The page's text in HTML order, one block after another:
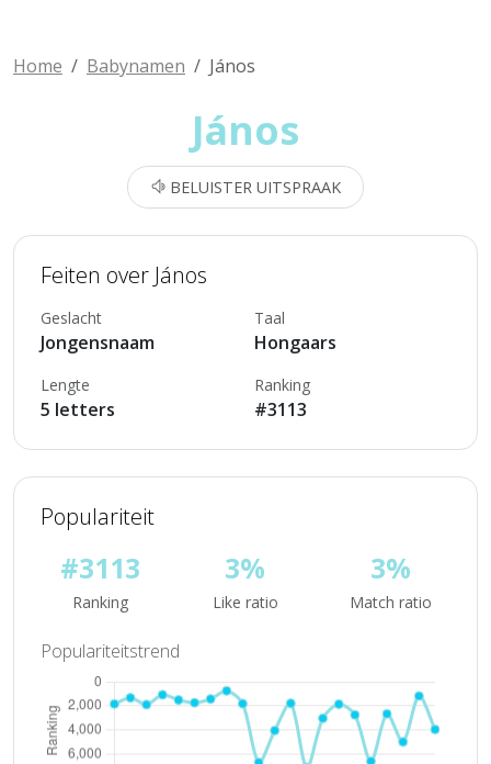
Home Babynamen János
János
BELUISTER UITSPRAAK
Feiten over János
Geslacht
Jongensnaam
Taal
Hongaars
Lengte
5 letters
Ranking
#3113
Populariteit
#3113
Ranking
3%
Like ratio
3%
Match ratio
Populariteitstrend